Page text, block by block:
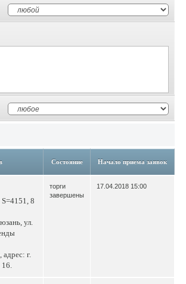
Состояние Начало приема заявок
8
ул.
г.
16.
торги
завершены
17.04.2018 15:00